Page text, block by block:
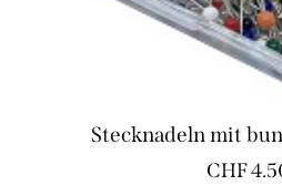
Stecknadeln mit
CHF